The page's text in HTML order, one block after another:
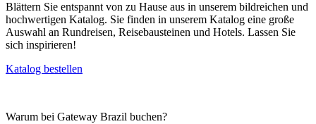
Blättern Sie entspannt von zu Hause aus in unserem bildreichen und
hochwertigen Katalog. Sie finden in unserem Katalog eine große
Auswahl an Rundreisen, Reisebausteinen und Hotels. Lassen Sie
sich inspirieren!
Katalog bestellen
Warum bei Gateway Brazil buchen?